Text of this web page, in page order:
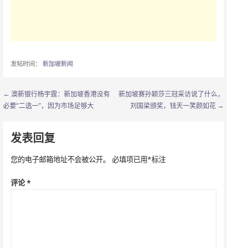
发帖时间： 新加坡新闻
文
导
航
← 澳新银行杨宇霆：新加坡香港没有
必要“二选一”，因为市场足够大
新加坡赛孙颖莎三冠采访说了什么，
刘国梁颁奖，钱天一笑颜如花 →
发表回复
您的电子邮箱地址不会被公开。 必填项已用*标注
评论*